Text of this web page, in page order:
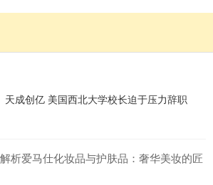
天成创亿 美国西北大学校长迫于压力辞职
析爱马仕化妆品与护肤品：奢华美妆的匠